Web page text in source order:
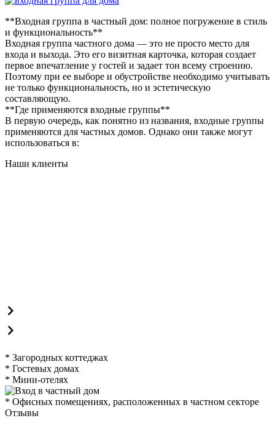
**Входная группа в частный дом: полное погружение в стиль
и функциональность**
Входная группа частного дома — это не просто место для
входа и выхода. Это его визитная карточка, которая создает
первое впечатление у гостей и задает тон всему строению.
Поэтому при ее выборе и обустройстве необходимо учитывать
не только функциональность, но и эстетическую
составляющую.
**Где применяются входные группы**
В первую очередь, как понятно из названия, входные группы
применяются для частных домов. Однако они также могут
использоваться в:
Наши клиенты
* Загородных коттеджах
* Гостевых домах
* Мини-отелях
* Офисных помещениях, расположенных в частном секторе
Отзывы